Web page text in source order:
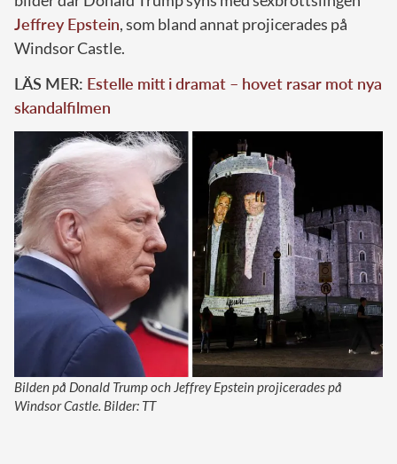
Jeffrey Epstein, som bland annat projicerades på
Windsor Castle.
LÄS MER: Estelle mitt i dramat – hovet rasar mot nya
skandalfilmen
Bilden på Donald Trump och Jeffrey Epstein projicerades på
Windsor Castle. Bilder: TT